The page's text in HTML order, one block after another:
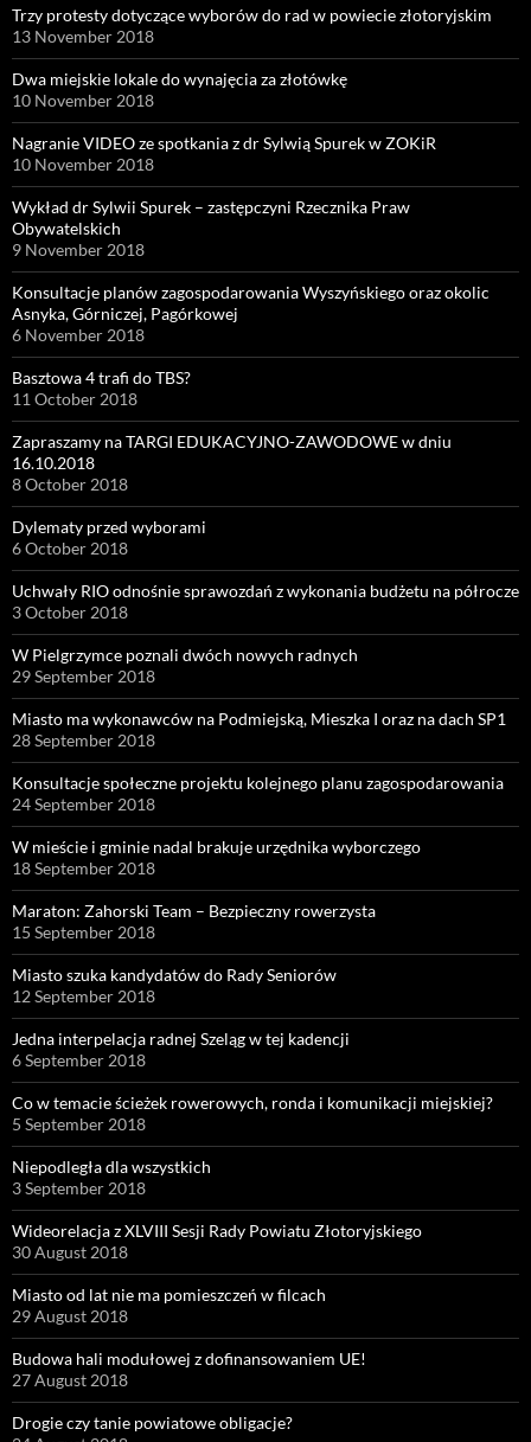
Trzy protesty dotyczące wyborów do rad w powiecie złotoryjskim
13 November 2018
Dwa miejskie lokale do wynajęcia za złotówkę
10 November 2018
Nagranie VIDEO ze spotkania z dr Sylwią Spurek w ZOKiR
10 November 2018
Wykład dr Sylwii Spurek – zastępczyni Rzecznika Praw
Obywatelskich
9 November 2018
Konsultacje planów zagospodarowania Wyszyńskiego oraz okolic
Asnyka, Górniczej, Pagórkowej
6 November 2018
Basztowa 4 trafi do TBS?
11 October 2018
Zapraszamy na TARGI EDUKACYJNO-ZAWODOWE w dniu
16.10.2018
8 October 2018
Dylematy przed wyborami
6 October 2018
Uchwały RIO odnośnie sprawozdań z wykonania budżetu na półrocze
3 October 2018
W Pielgrzymce poznali dwóch nowych radnych
29 September 2018
Miasto ma wykonawców na Podmiejską, Mieszka I oraz na dach SP1
28 September 2018
Konsultacje społeczne projektu kolejnego planu zagospodarowania
24 September 2018
W mieście i gminie nadal brakuje urzędnika wyborczego
18 September 2018
Maraton: Zahorski Team – Bezpieczny rowerzysta
15 September 2018
Miasto szuka kandydatów do Rady Seniorów
12 September 2018
Jedna interpelacja radnej Szeląg w tej kadencji
6 September 2018
Co w temacie ścieżek rowerowych, ronda i komunikacji miejskiej?
5 September 2018
Niepodległa dla wszystkich
3 September 2018
Wideorelacja z XLVIII Sesji Rady Powiatu Złotoryjskiego
30 August 2018
Miasto od lat nie ma pomieszczeń w filcach
29 August 2018
Budowa hali modułowej z dofinansowaniem UE!
27 August 2018
Drogie czy tanie powiatowe obligacje?